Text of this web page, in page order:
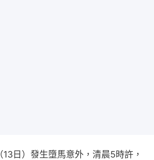
日）發生墮馬意外，清晨5時許，